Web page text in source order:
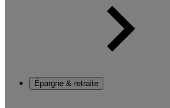
Épargne & retraite